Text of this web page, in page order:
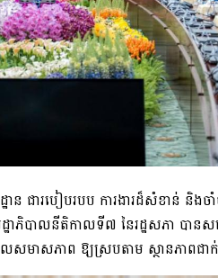
ឋាន ជារបៀបរបប ការងារដ៏សំខាន់ និ
ភិបាល​នីតិកាល​ទី៧ នៃរដ្ឋសភា បានសម្
លសមាសភាព ឱ្យស្របតាម ស្ថានភាពជា